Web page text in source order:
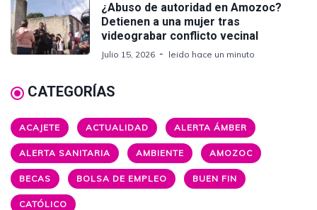
¿Abuso de autoridad en Amozoc?
Detienen a una mujer tras
videograbar conflicto vecinal
Julio 15, 2026 leido hace un minuto
CATEGORÍAS
ACAJETE ACTUALIDAD ALERTA ÁMBER
ALERTA SANITARIA AMBIENTE AMOZOC
BECAS BOLSA DE EMPLEO BUEN FIN
CATÓLICO